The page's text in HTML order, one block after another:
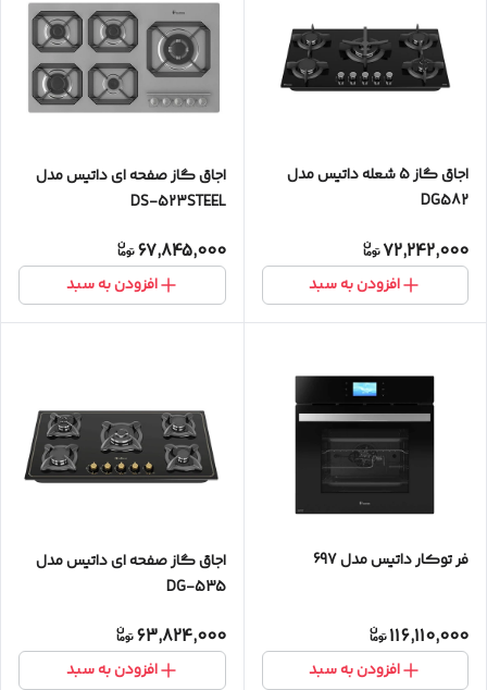
اجاق گاز 5 شعله داتیس مدل
DG582
72,242,000
افزودن به سبد
اجاق گاز صفحه ای داتیس مدل
DS-523STEEL
67,845,000
افزودن به سبد
فر توکار داتیس مدل 697
116,110,000
افزودن به سبد
اجاق گاز صفحه ای داتیس مدل
DG-535
63,824,000
افزودن به سبد